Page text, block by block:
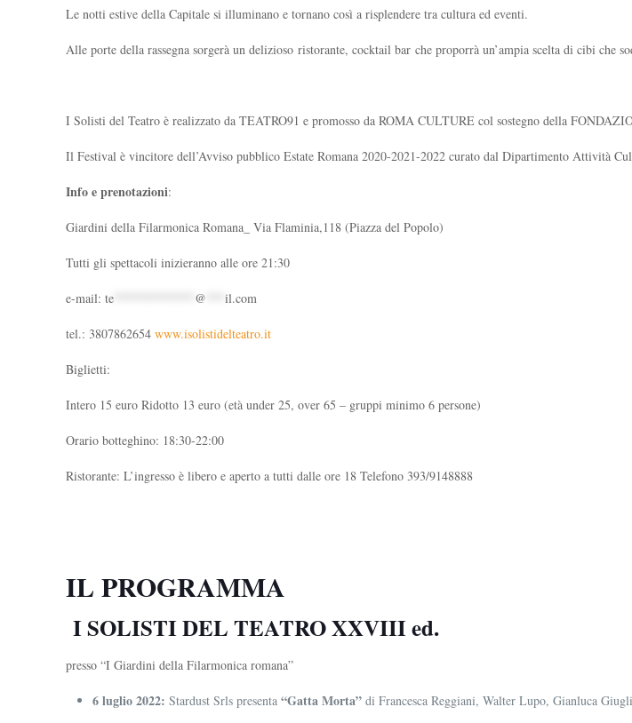
Le notti estive della Capitale si illuminano e tornano così a risplendere tra cultura ed eventi.
Alle porte della rassegna sorgerà un delizioso ristorante, cocktail bar che proporrà un’ampia scelta di cibi che
I Solisti del Teatro è realizzato da TEATRO91 e promosso da ROMA CULTURE col sostegno della
Il Festival è vincitore dell’Avviso pubblico Estate Romana 2020-2021-2022 curato dal Dipartimento Attività
Info e prenotazioni:
Giardini della Filarmonica Romana_ Via Flaminia,118 (Piazza del Popolo)
Tutti gli spettacoli inizieranno alle ore 21:30
e-mail:te @ ***il.com
tel.: 3807862654www.isolistidelteatro.it
Biglietti:
Intero 15 euro Ridotto 13 euro (età under 25, over 65 – gruppi minimo 6 persone)
Orario botteghino: 18:30-22:00
Ristorante: L’ingresso è libero e aperto a tutti dalle ore 18 Telefono 393/9148888
IL PROGRAMMA
I SOLISTI DEL TEATRO XXVIII ed.
presso “I Giardini della Filarmonica romana”
6 luglio 2022: Stardust Srls presenta “Gatta Morta” di Francesca Reggiani, Walter Lupo, Gianluca